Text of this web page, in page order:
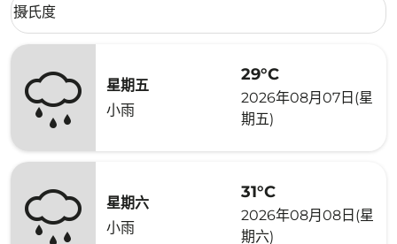
摄氏度
keyboard_arrow_down
星期五
小雨
29°C
2026年08月07日(星
期五)
星期六
小雨
31°C
2026年08月08日(星
期六)